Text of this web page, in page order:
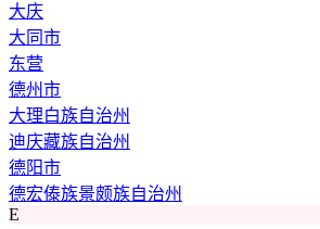
大庆
大同市
东营
德州市
大理白族自治州
迪庆藏族自治州
德阳市
德宏傣族景颇族自治州
E